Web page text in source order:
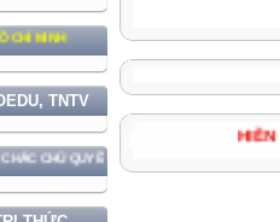
MINH
TNTV
CHỦ QUYỀN VÀ ĐỘC LẬP DÂN TỘC!